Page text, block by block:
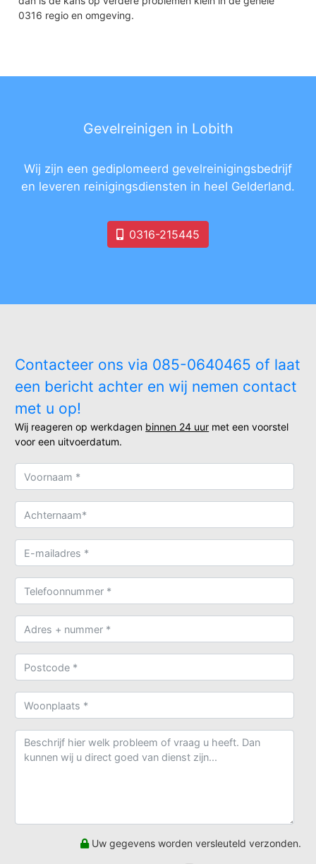
0316 regio en omgeving.
Gevelreinigen in Lobith
Wij zijn een gediplomeerd gevelreinigingsbedrijf
en leveren reinigingsdiensten in heel Gelderland.
0316-215445
Contacteer ons via 085-0640465 of laat
een bericht achter en wij nemen contact
met u op!
Wij reageren op werkdagen binnen 24 uur met een voorstel
voor een uitvoerdatum.
Uw gegevens worden versleuteld verzonden.